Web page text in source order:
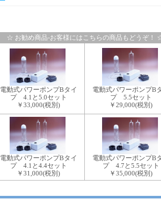
☆ お勧め商品-お客様にはこちらの商品もどうぞ！
電動式パワーポンプBタイ
プ 4.1と5.0セット
￥33,000(税別)
電動式パワーポンプB
プ 5.5セット
￥29,000(税別)
電動式パワーポンプBタイ
プ 4.1と4.4セット
￥31,000(税別)
電動式パワーポンプB
プ 4.7と5.5セット
￥35,000(税別)